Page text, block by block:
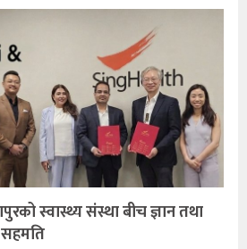
स्वास्थ्य संस्था बीच ज्ञान तथा